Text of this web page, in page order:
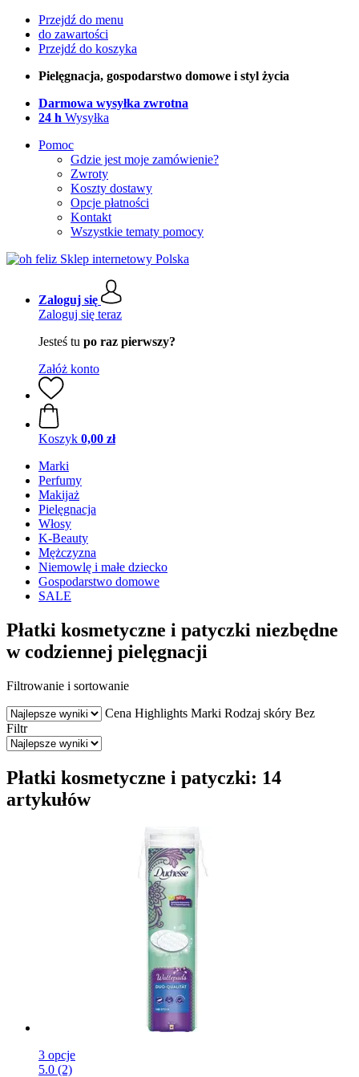
Przejdź do menu
do zawartości
Przejdź do koszyka
Pielęgnacja, gospodarstwo domowe i styl życia
Darmowa wysyłka zwrotna
24 h Wysyłka
Pomoc
Gdzie jest moje zamówienie?
Zwroty
Koszty dostawy
Opcje płatności
Kontakt
Wszystkie tematy pomocy
Zaloguj się
Zaloguj się teraz
Jesteś tu po raz pierwszy?
Załóż konto
Koszyk 0,00 zł
Marki
Perfumy
Makijaż
Pielęgnacja
Włosy
K-Beauty
Mężczyzna
Niemowlę i małe dziecko
Gospodarstwo domowe
SALE
Płatki kosmetyczne i patyczki niezbędne
w codziennej pielęgnacji
Filtrowanie i sortowanie
Cena Highlights Marki Rodzaj skóry Bez
Filtr
Płatki kosmetyczne i patyczki: 14
artykułów
3 opcje
5.0 (2)